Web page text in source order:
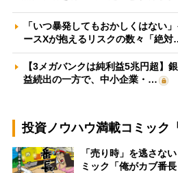
「いつ暴発してもおかしくはない
ースXが抱えるリスクの数々「絶
【3メガバンクは純利益5兆円超】
益続出の一方で、中小企業・…
投資ノウハウ満載コミック
「売り時」を逃さな
ミック「俺がカブ番長